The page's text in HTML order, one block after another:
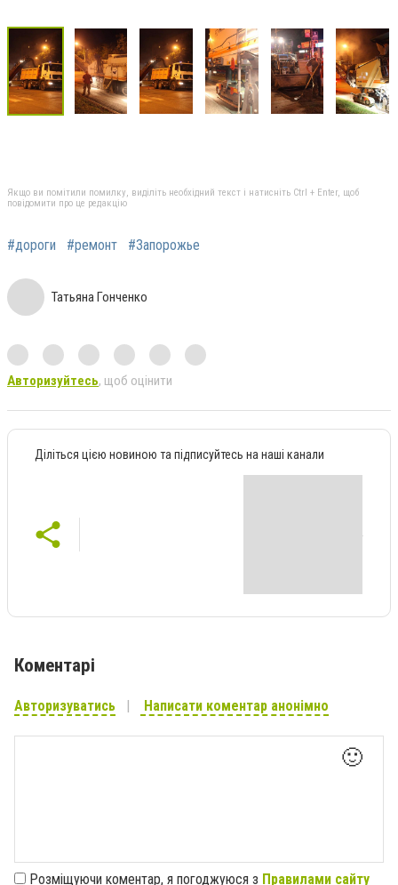
Якщо ви помітили помилку, виділіть необхідний текст і натисніть Ctrl + Enter, щоб
повідомити про це редакцію
#дороги #ремонт #Запорожье
Татьяна Гонченко
Авторизуйтесь, щоб оцінити
Діліться цією новиною та підписуйтесь на наші канали
Коментарі
Авторизуватись Написати коментар анонімно
🙂
Розміщуючи коментар, я погоджуюся з Правилами сайту